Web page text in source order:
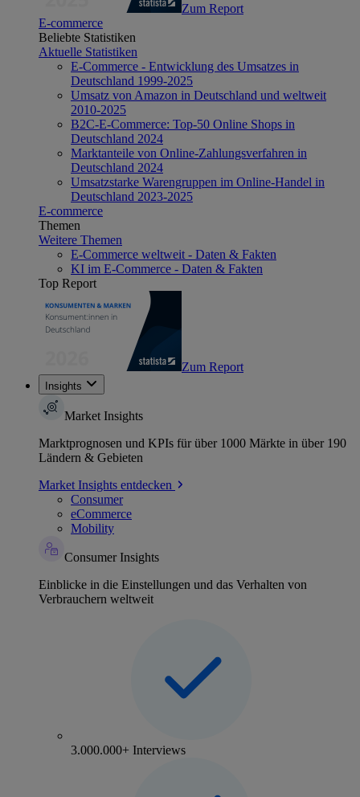
Zum Report
E-commerce
Beliebte Statistiken
Aktuelle Statistiken
E-Commerce - Entwicklung des Umsatzes in
Deutschland 1999-2025
Umsatz von Amazon in Deutschland und weltweit
2010-2025
B2C-E-Commerce: Top-50 Online Shops in
Deutschland 2024
Marktanteile von Online-Zahlungsverfahren in
Deutschland 2024
Umsatzstarke Warengruppen im Online-Handel in
Deutschland 2023-2025
E-commerce
Themen
Weitere Themen
E-Commerce weltweit - Daten & Fakten
KI im E-Commerce - Daten & Fakten
Top Report
Zum Report
Insights
Market Insights
Marktprognosen und KPIs für über 1000 Märkte in über 190
Ländern & Gebieten
Market Insights entdecken
Consumer
eCommerce
Mobility
Consumer Insights
Einblicke in die Einstellungen und das Verhalten von
Verbrauchern weltweit
3.000.000+ Interviews